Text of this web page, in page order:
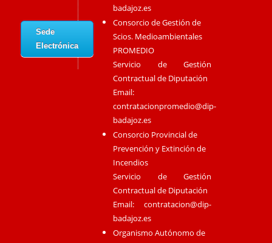
Sede
Electrónica
badajoz.es
Consorcio de Gestión de
Scios. Medioambientales
PROMEDIO
Servicio de Gestión
Contractual de Diputación
Email:
contratacionpromedio@dip-
badajoz.es
Consorcio Provincial de
Prevención y Extinción de
Incendios
Servicio de Gestión
Contractual de Diputación
Email:contratacion@dip-
badajoz.es
Organismo Autónomo de